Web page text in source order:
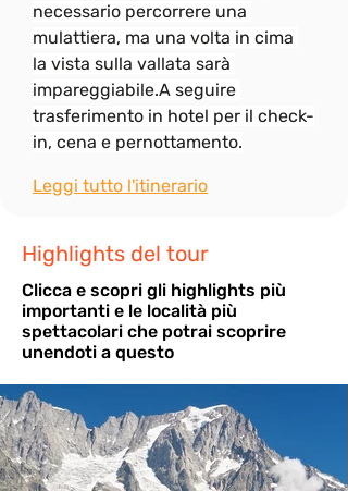
necessario percorrere una
mulattiera, ma una volta in cima
la vista sulla vallata sarà
impareggiabile.A seguire
trasferimento in hotel per il check-
in, cena e pernottamento.
Leggi tutto l'itinerario
Highlights del tour
Clicca e scopri gli highlights più
importanti e le località più
spettacolari che potrai scoprire
unendoti a questo